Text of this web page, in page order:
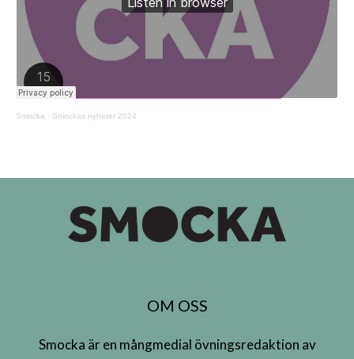
Smocka · Smockas nyheter 2024
OM OSS
Smocka är en mångmedial övningsredaktion av